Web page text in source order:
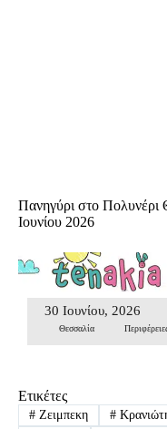
Πανηγύρι στο Πολυνέρι
Ιουνίου 2026
30 Ιουνίου, 2026
Θεσσαλία
Ετικέτες
#Ζειμπεκη #